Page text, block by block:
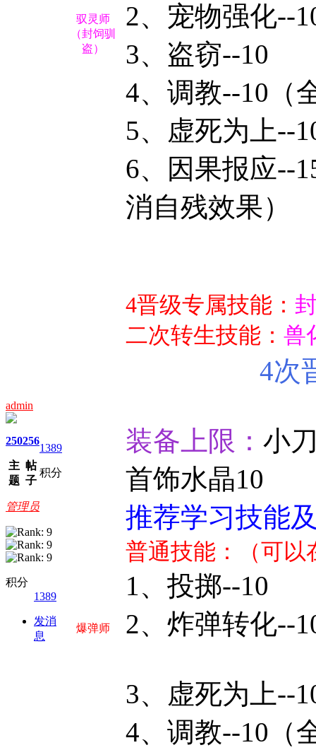
admin
250
主
题
256
帖
子
1389
积分
管理员
积分
1389
发消
息
驭灵师
（封饲驯
盗）
2、宠物强化--
3、盗窃--10
4、调教--10 （
5、虚死为上--
6、因果报应--
消自残效果）
4晋级专属技能：
二次转生技能： 兽
爆弹师
4次
装备上限： 小
首饰水晶10
推荐学习技能
普通技能：（可以
1、投掷--10
2、
3、虚死为上--
4、调教--10 （